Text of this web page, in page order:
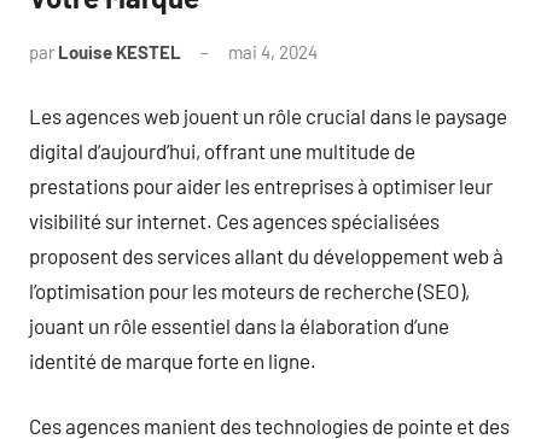
par Louise KESTEL mai 4, 2024
Les agences web jouent un rôle crucial dans le paysage
digital d’aujourd’hui, offrant une multitude de
prestations pour aider les entreprises à optimiser leur
visibilité sur internet. Ces agences spécialisées
proposent des services allant du développement web à
l’optimisation pour les moteurs de recherche (SEO),
jouant un rôle essentiel dans la élaboration d’une
identité de marque forte en ligne.
Ces agences manient des technologies de pointe et des